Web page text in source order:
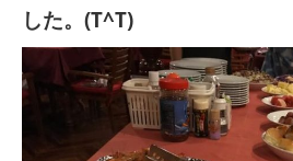
した。(T^T)